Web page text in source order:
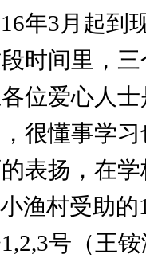
3月起到
时间里，
位爱心人
很懂事学
表扬，在
村受助的
号（王